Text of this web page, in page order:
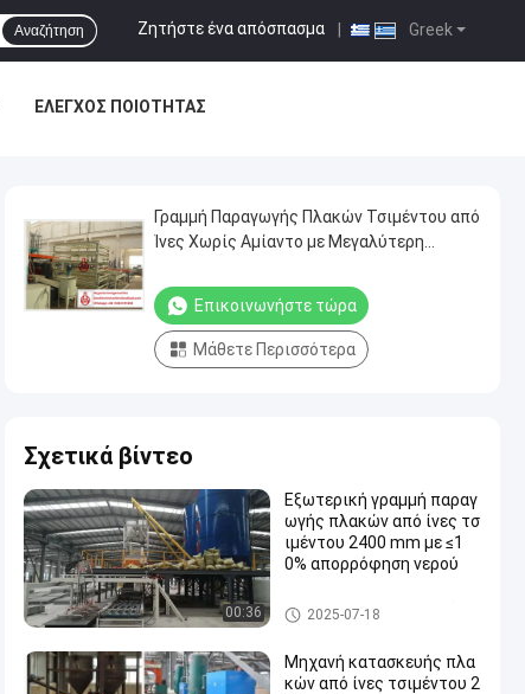
Greek
Ζητήστε ένα απόσπασμα
Αναζήτηση
ΈΛΕΓΧΟΣ ΠΟΙΌΤΗΤΑΣ
Γραμμή Παραγωγής Πλακών Τσιμέντου από
Ίνες Χωρίς Αμίαντο με Μεγαλύτερη
Επικοινωνήστε τώρα
Μάθετε Περισσότερα
Σχετικά βίντεο
00:36
Εξωτερική γραμμή παραγ
ωγής πλακών από ίνες τσ
ιμέντου 2400 mm με ≤1
0% απορρόφηση νερού
Γραμμή παραγωγής πλακών α
πό ίνες τσιμέντου
2025-07-18
Μηχανή κατασκευής πλα
κών από ίνες τσιμέντου 2